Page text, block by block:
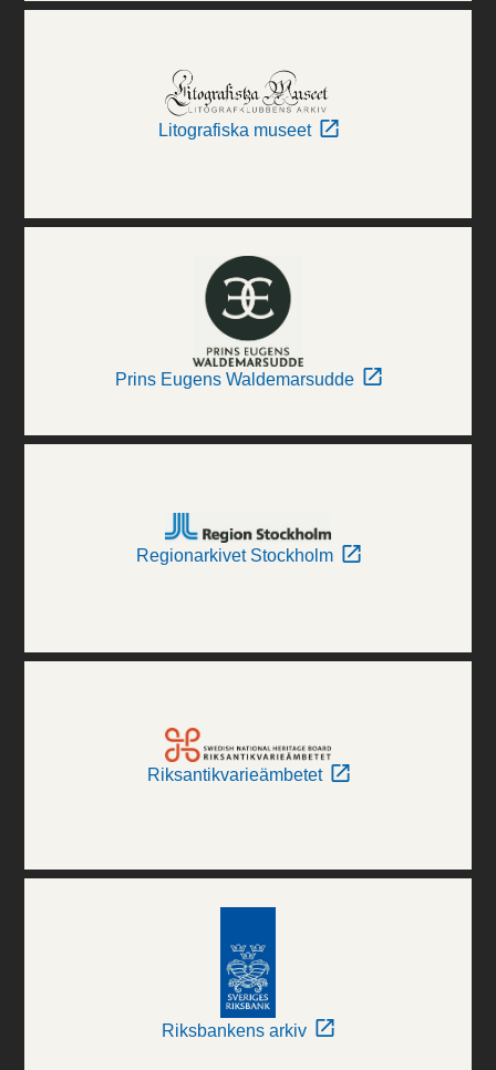
Litografiska museet
Prins Eugens Waldemarsudde
Regionarkivet Stockholm
Riksantikvarieämbetet
Riksbankens arkiv